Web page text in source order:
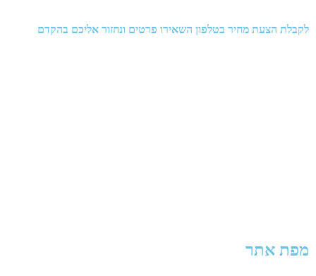
לקבלת הצעת מחיר בטלפון השאירו פרטים ונחזור אליכם בהקדם
מפת אתר